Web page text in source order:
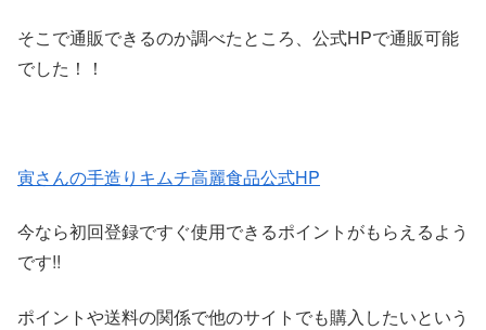
そこで通販できるのか調べたところ、公式HPで通販可能
でした！！
寅さんの手造りキムチ高麗食品公式HP
今なら初回登録ですぐ使用できるポイントがもらえるよう
です!!
ポイントや送料の関係で他のサイトでも購入したいという